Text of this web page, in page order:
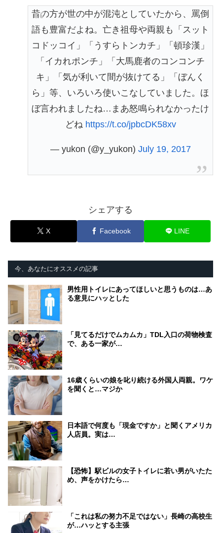
昔の方が世の中が混沌としていたから、罵倒
語も豊富だよね。亡き祖母や両親も「スット
コドッコイ」「うすらトンカチ」「頓珍漢」
「イカれポンチ」「大馬鹿者のコンコンチ
キ」「気が利いて間が抜けてる」「ぼんく
ら」等、いろいろ使いこなしていました。ほ
ぼ言われましたね…まあ怒鳴られなかったけ
どね https://t.co/jpbcDK58xv
— yukon (@y_yukon) July 19, 2017
シェアする
X Facebook LINE
今、あなたにオススメの記事
男性用トイレにあってほしいと思うものは…あ
る意見にハッとした
「見てるだけでムカムカ」TDL入口の荷物検査
で、ある一家が…
16歳くらいの娘を叱り続ける外国人両親。ワケ
を聞くと…マジか
日本語で何度も「現金ですか」と聞くアメリカ
人店員。実は…
【恐怖】駅ビルの女子トイレに若い男がいたた
め、声をかけたら…
「これは私の努力不足ではない」長崎の高校生
が…ハッとする主張